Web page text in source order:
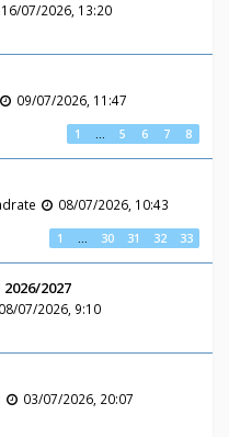
16/07/2026, 13:20
09/07/2026, 11:47
1 … 5 6 7 8
08/07/2026, 10:43
1 … 30 31 32 33
2027
08/07/2026, 9:10
03/07/2026, 20:07